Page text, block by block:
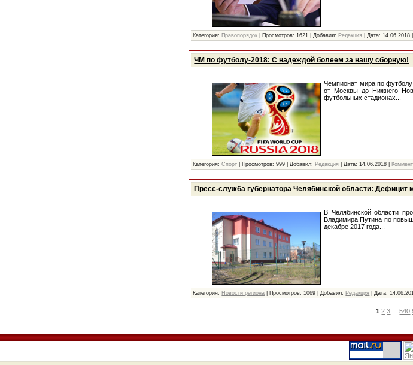
Категория: Правопорядок Просмотров: 1621 Добавил: Редакция Дата: 14.06.2018
ЧМ по футболу-2018: С надеждой болеем за нашу сборную!
Чемпионат мира по
от Москвы до Нижнего
футбольных стадионах...
Категория: Спорт Просмотров: 999 Добавил: Редакция Дата: 14.06.2018
Пресс-служба губернатора Челябинской области:
В Челябинской области
Владимира Путина по
декабре 2017 года...
Категория: Новости региона Просмотров: 1069 Добавил: Редакция Дата:
1 2 3 540